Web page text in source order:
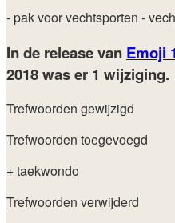
- pak voor vechtsporten -
In de release van Emoji
2018was er 1 wijziging.
Trefwoorden gewijzigd
Trefwoorden toegevoegd
+ taekwondo
Trefwoorden verwijderd